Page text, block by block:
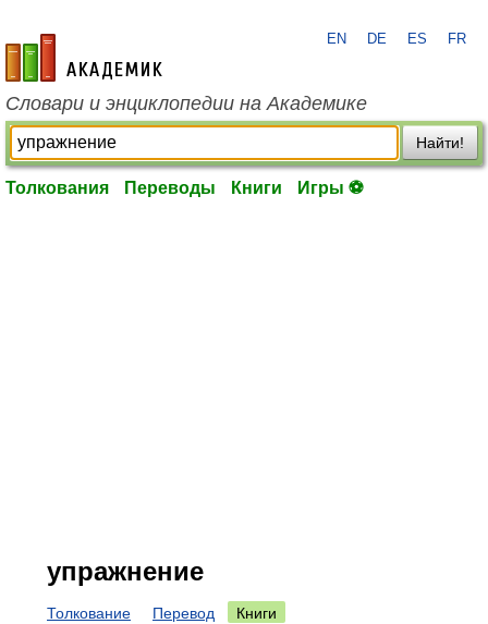
academic.ru
EN DE ES FR
Словари и энциклопедии на Академике
Найти!
Толкования Переводы Книги Игры ⚽
упражнение
Толкование Перевод
Книги